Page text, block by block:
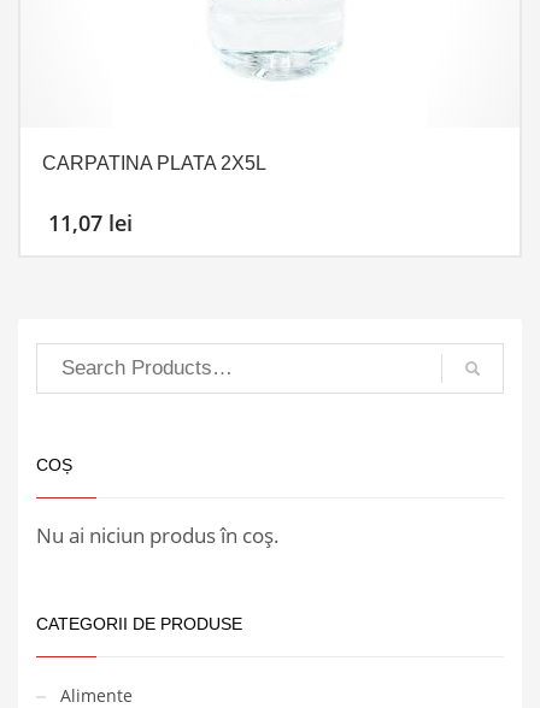
CARPATINA PLATA 2X5L
11,07 lei
COȘ
Nu ai niciun produs în coș.
CATEGORII DE PRODUSE
Alimente